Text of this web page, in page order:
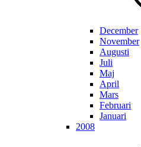
December
November
Augusti
Juli
Maj
April
Mars
Februari
Januari
2008